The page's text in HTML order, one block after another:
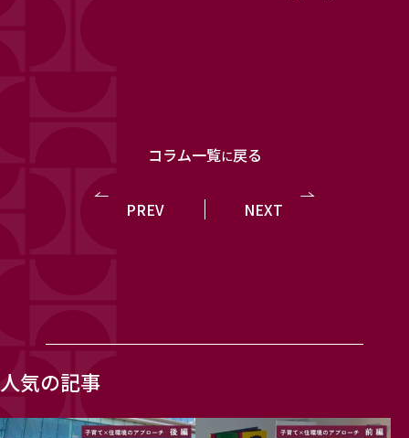
PREV
コラム一覧に戻る
NEXT
人気の記事